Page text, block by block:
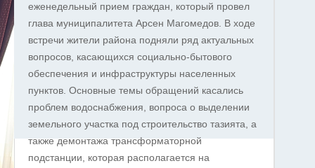
еженедельный прием граждан, который провел
глава муниципалитета Арсен Магомедов. В ходе
встречи жители района подняли ряд актуальных
вопросов, касающихся социально-бытового
обеспечения и инфраструктуры населенных
пунктов. Основные темы обращений касались
проблем водоснабжения, вопроса о выделении
земельного участка под строительство тазията, а
также демонтажа трансформаторной
подстанции, которая располагается на